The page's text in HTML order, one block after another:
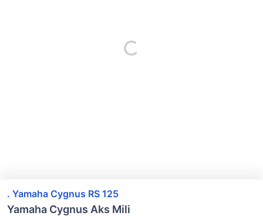
. Yamaha Cygnus RS 125
Yamaha Cygnus Aks Mili